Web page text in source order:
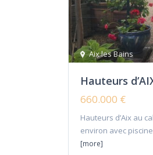
Aix les Bains
Hauteurs
660.000 €
Hauteurs d’Aix au
environ avec
[more]